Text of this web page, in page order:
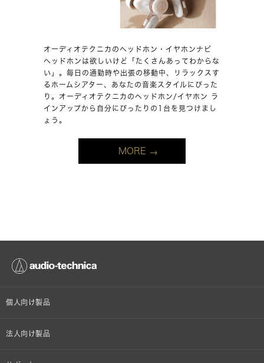
オーディオテクニカのヘッドホン・イヤホンナビ
ヘッドホンは欲しいけど「たくさんあってわからな
い」。毎日の通勤時や出張の移動中、リラックスす
るホームシアター、あなたの音楽スタイルにぴった
り。オーディオテクニカのヘッドホン/イヤホン ラ
インアップから自分にぴったりの1台を見つけまし
ょう。
MORE
個人向け製品
オンラインストア限定
法人向け製品